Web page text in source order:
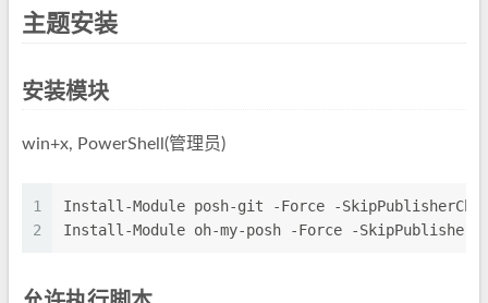
主题安装
安装模块
win+x, PowerShell(管理员)
1
2
Install-Module posh-git -Force -
Install-Module oh-my-posh -Force -